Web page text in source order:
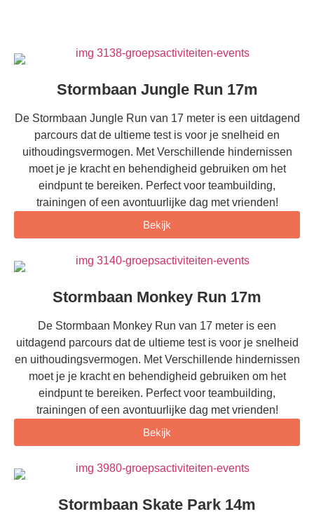
Stormbaan Jungle Run 17m
De Stormbaan Jungle Run van 17 meter is een uitdagend
parcours dat de ultieme test is voor je snelheid en
uithoudingsvermogen. Met Verschillende hindernissen
moet je je kracht en behendigheid gebruiken om het
eindpunt te bereiken. Perfect voor teambuilding,
trainingen of een avontuurlijke dag met vrienden!
Bekijk
Stormbaan Monkey Run 17m
De Stormbaan Monkey Run van 17 meter is een
uitdagend parcours dat de ultieme test is voor je snelheid
en uithoudingsvermogen. Met Verschillende hindernissen
moet je je kracht en behendigheid gebruiken om het
eindpunt te bereiken. Perfect voor teambuilding,
trainingen of een avontuurlijke dag met vrienden!
Bekijk
Stormbaan Skate Park 14m